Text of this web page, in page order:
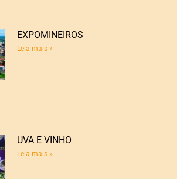
EXPOMINEIROS
Leia mais »
UVA E VINHO
Leia mais »